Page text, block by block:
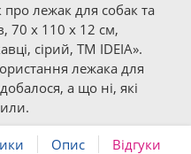
про лежак для собак та
70 x 110 x 12 см,
сірий, ТМ IDEIA».
лежака для
а що ні, які
Опис Відгуки